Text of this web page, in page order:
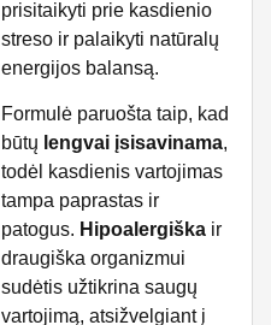
prisitaikyti prie kasdienio
streso ir palaikyti natūralų
energijos balansą.
Formulė paruošta taip, kad
būtų lengvai įsisavinama,
todėl kasdienis vartojimas
tampa paprastas ir
patogus. Hipoalergiška ir
draugiška organizmui
sudėtis užtikrina saugų
vartojimą, atsižvelgiant į